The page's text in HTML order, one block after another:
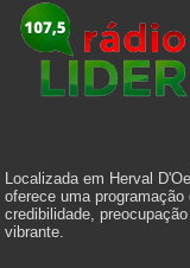
Localizada em Herval
oferece uma
credibilidade,
vibrante.